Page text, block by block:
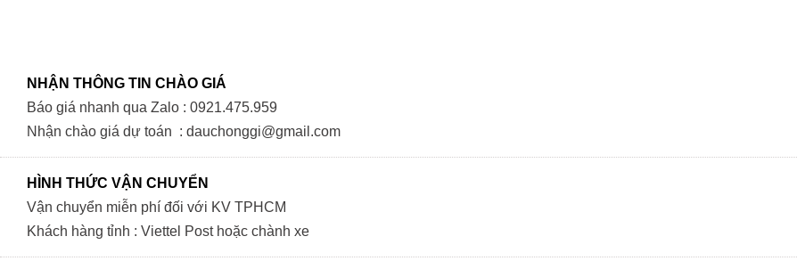
NHẬN THÔNG TIN CHÀO GIÁ
Báo giá nhanh qua Zalo : 0921.475.959
Nhận chào giá dự toán : dauchonggi@gmail.com
HÌNH THỨC VẬN CHUYỂN
Vận chuyển miễn phí đối với KV TPHCM
Khách hàng tỉnh : Viettel Post hoặc chành xe